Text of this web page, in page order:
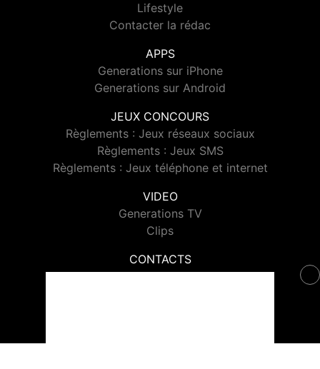
Lifestyle
Contacter la rédac
APPS
Generations sur iPhone
Generations sur Android
JEUX CONCOURS
Règlements : Jeux réseaux sociaux
Règlements : Jeux SMS
Règlements : Jeux téléphone et internet
VIDEO
Generations TV
Clips
CONTACTS
Contacter Generations